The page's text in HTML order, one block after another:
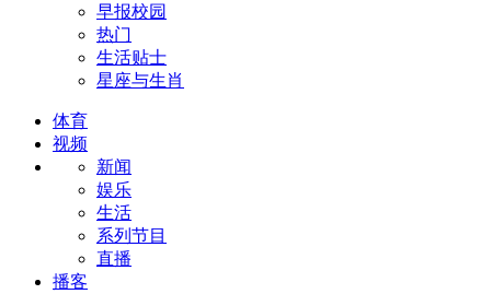
早报校园
热门
生活贴士
星座与生肖
体育
视频
新闻
娱乐
生活
系列节目
直播
播客